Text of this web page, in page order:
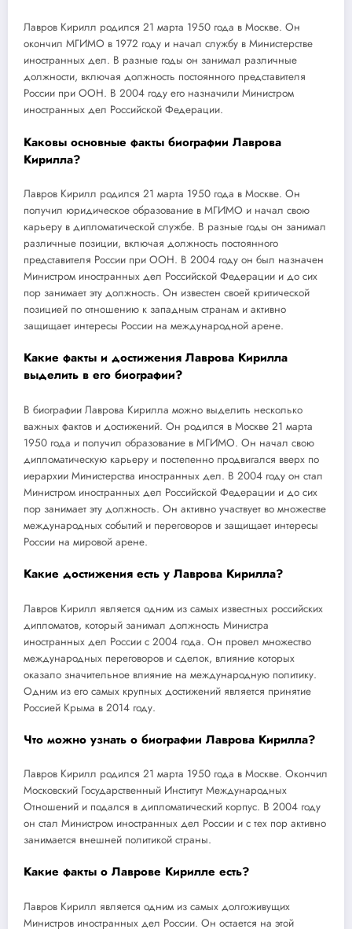
Лавров Кирилл родился 21 марта 1950 года в Москве. Он
окончил МГИМО в 1972 году и начал службу в Министерстве
иностранных дел. В разные годы он занимал различные
должности, включая должность постоянного представителя
России при ООН. В 2004 году его назначили Министром
иностранных дел Российской Федерации.
Каковы основные факты биографии Лаврова
Кирилла?
Лавров Кирилл родился 21 марта 1950 года в Москве. Он
получил юридическое образование в МГИМО и начал свою
карьеру в дипломатической службе. В разные годы он занимал
различные позиции, включая должность постоянного
представителя России при ООН. В 2004 году он был назначен
Министром иностранных дел Российской Федерации и до сих
пор занимает эту должность. Он известен своей критической
позицией по отношению к западным странам и активно
защищает интересы России на международной арене.
Какие факты и достижения Лаврова Кирилла
выделить в его биографии?
В биографии Лаврова Кирилла можно выделить несколько
важных фактов и достижений. Он родился в Москве 21 марта
1950 года и получил образование в МГИМО. Он начал свою
дипломатическую карьеру и постепенно продвигался вверх по
иерархии Министерства иностранных дел. В 2004 году он стал
Министром иностранных дел Российской Федерации и до сих
пор занимает эту должность. Он активно участвует во множестве
международных событий и переговоров и защищает интересы
России на мировой арене.
Какие достижения есть у Лаврова Кирилла?
Лавров Кирилл является одним из самых известных российских
дипломатов, который занимал должность Министра
иностранных дел России с 2004 года. Он провел множество
международных переговоров и сделок, влияние которых
оказало значительное влияние на международную политику.
Одним из его самых крупных достижений является принятие
Россией Крыма в 2014 году.
Что можно узнать о биографии Лаврова Кирилла?
Лавров Кирилл родился 21 марта 1950 года в Москве. Окончил
Московский Государственный Институт Международных
Отношений и подался в дипломатический корпус. В 2004 году
он стал Министром иностранных дел России и с тех пор активно
занимается внешней политикой страны.
Какие факты о Лаврове Кирилле есть?
Лавров Кирилл является одним из самых долгоживущих
Министров иностранных дел России. Он остается на этой